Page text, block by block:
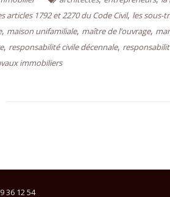
articles 1792 et 2270 du Code Civil, les sous-
, maison unifamiliale, maître de l’ouvrage,
, responsabilité civile décennale,
immobiliers
36 12 54